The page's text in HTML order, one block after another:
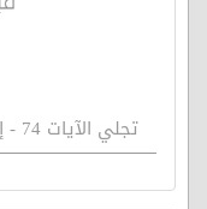
تجلي الآيات 74 - إن ينصركم الله فلا غالب لكم